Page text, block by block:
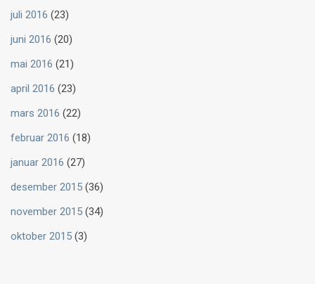
juli 2016 (23)
juni 2016 (20)
mai 2016 (21)
april 2016 (23)
mars 2016 (22)
februar 2016 (18)
januar 2016 (27)
desember 2015 (36)
november 2015 (34)
oktober 2015 (3)